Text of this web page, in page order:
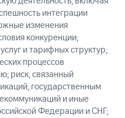
интеграции
изменения
конкуренции;
и тарифных структур;
процессов
риск, связанный
государственным
и иные
Федерации и СНГ;